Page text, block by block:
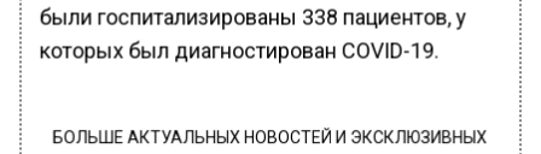
были госпитализированы 338 пациентов, у
которых был диагностирован COVID-19.
БОЛЬШЕ АКТУАЛЬНЫХ НОВОСТЕЙ И ЭКСКЛЮЗИВНЫХ